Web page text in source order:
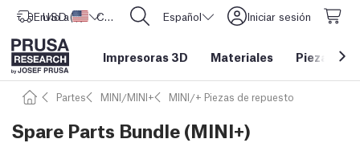
Envío a Estados Unidos
USD ($) CORE One L: ¡Ya disponible! Español Iniciar sesión
Impresoras 3D Materiales Piezas y
Partes MINI/MINI+ MINI/+ Piezas de repuesto
Spare Parts Bundle (MINI+)